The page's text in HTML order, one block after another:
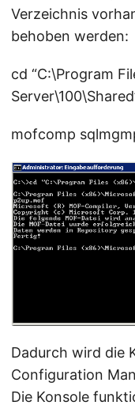
Verzeichnis
behoben werden:
cd “C:\Program
mofcomp
Dadurch wird die
Configuration
Die Konsole